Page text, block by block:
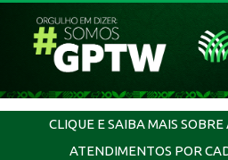
CLIQUE E SAIBA MAIS SOBRE
ATENDIMENTOS POR